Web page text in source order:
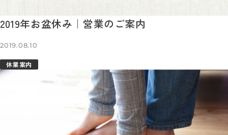
2019年お盆休み｜営業のご案内
2019.08.10
休業案内